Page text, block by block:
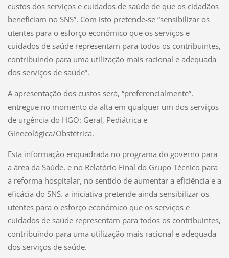
custos dos serviços e cuidados de saúde de que os cidadãos
beneficiam no SNS”. Com isto pretende-se “sensibilizar os
utentes para o esforço económico que os serviços e
cuidados de saúde representam para todos os contribuintes,
contribuindo para uma utilização mais racional e adequada
dos serviços de saúde”.
A apresentação dos custos será, “preferencialmente”,
entregue no momento da alta em qualquer um dos serviços
de urgência do HGO: Geral, Pediátrica e
Ginecológica/Obstétrica.
Esta informação enquadrada no programa do governo para
a área da Saúde, e no Relatório Final do Grupo Técnico para
a reforma hospitalar, no sentido de aumentar a eficiência e a
eficácia do SNS. a iniciativa pretende ainda sensibilizar os
utentes para o esforço económico que os serviços e
cuidados de saúde representam para todos os contribuintes,
contribuindo para uma utilização mais racional e adequada
dos serviços de saúde.